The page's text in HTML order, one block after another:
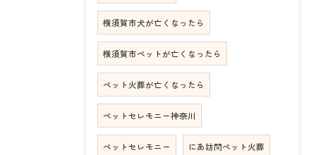
横須賀市犬が亡くなったら
横須賀市ペットが亡くなったら
ペット火葬が亡くなったら
ペットセレモニー神奈川
ペットセレモニー にあ訪問ペット火葬